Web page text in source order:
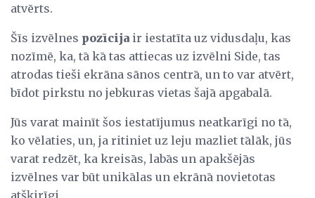
atvērts.
Šīs izvēlnes pozīcija ir iestatīta uz vidusdaļu, kas
nozīmē, ka, tā kā tas attiecas uz izvēlni Side, tas
atrodas tieši ekrāna sānos centrā, un to var atvērt,
bīdot pirkstu no jebkuras vietas šajā apgabalā.
Jūs varat mainīt šos iestatījumus neatkarīgi no tā,
ko vēlaties, un, ja ritiniet uz leju mazliet tālāk, jūs
varat redzēt, ka kreisās, labās un apakšējās
izvēlnes var būt unikālas un ekrānā novietotas
atšķirīgi.